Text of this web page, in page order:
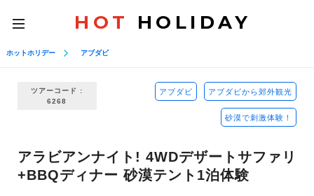
toggle
navigation
HOT HOLIDAY
ホットホリデー アブダビ
ツアーコード :
6268
アブダビ アブダビから郊外観光
砂漠で刺激体験！
アラビアンナイト! 4WDデザートサファリ
+BBQディナー 砂漠テント1泊体験